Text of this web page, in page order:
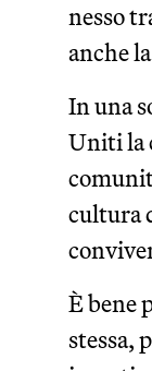
nesso
anche
In una
Uniti la
cultura
È bene
stessa,